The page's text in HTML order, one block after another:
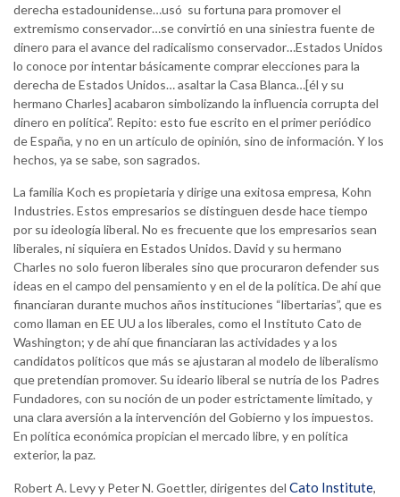
derecha estadounidense…usó su fortuna para promover el
extremismo conservador…se convirtió en una siniestra fuente de
dinero para el avance del radicalismo conservador…Estados Unidos
lo conoce por intentar básicamente comprar elecciones para la
derecha de Estados Unidos… asaltar la Casa Blanca…[él y su
hermano Charles] acabaron simbolizando la influencia corrupta del
dinero en política”. Repito: esto fue escrito en el primer periódico
de España, y no en un artículo de opinión, sino de información. Y los
hechos, ya se sabe, son sagrados.
La familia Koch es propietaria y dirige una exitosa empresa, Kohn
Industries. Estos empresarios se distinguen desde hace tiempo
por su ideología liberal. No es frecuente que los empresarios sean
liberales, ni siquiera en Estados Unidos. David y su hermano
Charles no solo fueron liberales sino que procuraron defender sus
ideas en el campo del pensamiento y en el de la política. De ahí que
financiaran durante muchos años instituciones “libertarias”, que es
como llaman en EE UU a los liberales, como el Instituto Cato de
Washington; y de ahí que financiaran las actividades y a los
candidatos políticos que más se ajustaran al modelo de liberalismo
que pretendían promover. Su ideario liberal se nutría de los Padres
Fundadores, con su noción de un poder estrictamente limitado, y
una clara aversión a la intervención del Gobierno y los impuestos.
En política económica propician el mercado libre, y en política
exterior, la paz.
Robert A. Levy y Peter N. Goettler, dirigentes del Cato Institute,